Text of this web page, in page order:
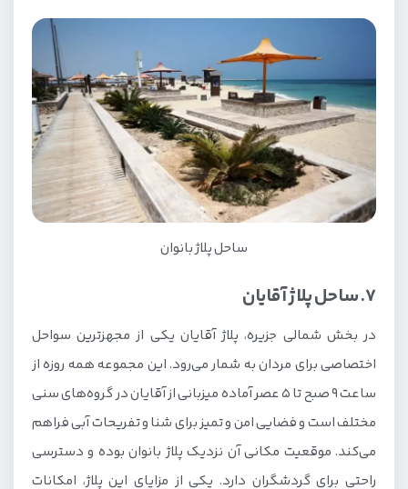
ساحل پلاژ بانوان
7. ساحل پلاژ آقایان
در بخش شمالی جزیره، پلاژ آقایان یکی از مجهزترین سواحل
اختصاصی برای مردان به شمار می‌رود. این مجموعه همه روزه از
ساعت ۹ صبح تا ۵ عصر آماده میزبانی از آقایان در گروه‌های سنی
مختلف است و فضایی امن و تمیز برای شنا و تفریحات آبی فراهم
می‌کند. موقعیت مکانی آن نزدیک پلاژ بانوان بوده و دسترسی
راحتی برای گردشگران دارد. یکی از مزایای این پلاژ، امکانات